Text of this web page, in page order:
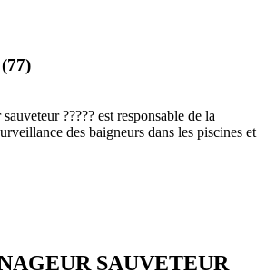
????? est responsable de la
des baigneurs dans les piscines et
SAUVETEUR